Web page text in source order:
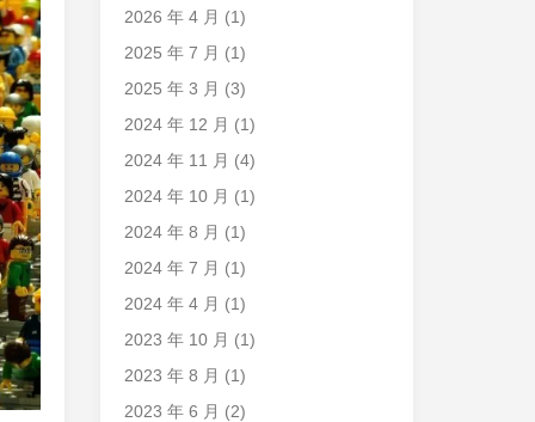
2026 年 4 月 (1)
2025 年 7 月 (1)
2025 年 3 月 (3)
2024 年 12 月 (1)
2024 年 11 月 (4)
2024 年 10 月 (1)
2024 年 8 月 (1)
2024 年 7 月 (1)
2024 年 4 月 (1)
2023 年 10 月 (1)
2023 年 8 月 (1)
2023 年 6 月 (2)